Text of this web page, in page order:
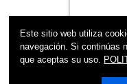
Este sitio web utiliza
navegación. Si continúas
que aceptas su uso.